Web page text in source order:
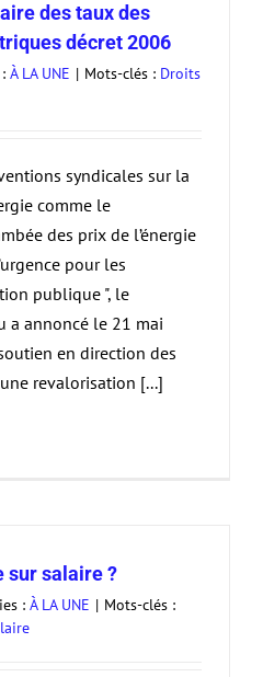
des taux des
décret 2006
À LA UNE | Mots-clés : Droits
syndicales sur la
comme le
des prix de l’énergie
pour les
publique ", le
a annoncé le 21 mai
en direction des
revalorisation [...]
sur salaire ?
: À LA UNE | Mots-clés :